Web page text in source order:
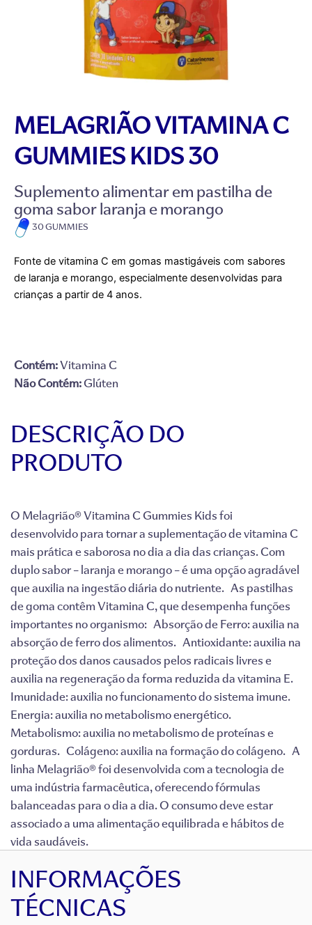
MELAGRIÃO VITAMINA C
GUMMIES KIDS 30
Suplemento alimentar em pastilha de
goma sabor laranja e morango
30 GUMMIES
Fonte de vitamina C em gomas mastigáveis com sabores
de laranja e morango, especialmente desenvolvidas para
crianças a partir de 4 anos.
Contém:Vitamina C
Não Contém:Glúten
DESCRIÇÃO DO
PRODUTO
O Melagrião® Vitamina C Gummies Kids foi
desenvolvido para tornar a suplementação de vitamina C
mais prática e saborosa no dia a dia das crianças. Com
duplo sabor – laranja e morango – é uma opção agradável
que auxilia na ingestão diária do nutriente. As pastilhas
de goma contêm Vitamina C, que desempenha funções
importantes no organismo: Absorção de Ferro: auxilia na
absorção de ferro dos alimentos. Antioxidante: auxilia na
proteção dos danos causados pelos radicais livres e
auxilia na regeneração da forma reduzida da vitamina E.
Imunidade: auxilia no funcionamento do sistema imune.
Energia: auxilia no metabolismo energético.
Metabolismo: auxilia no metabolismo de proteínas e
gorduras. Colágeno: auxilia na formação do colágeno. A
linha Melagrião® foi desenvolvida com a tecnologia de
uma indústria farmacêutica, oferecendo fórmulas
balanceadas para o dia a dia. O consumo deve estar
associado a uma alimentação equilibrada e hábitos de
vida saudáveis.
INFORMAÇÕES
TÉCNICAS